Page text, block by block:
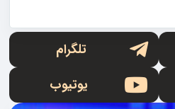
تلگرام
یوتیوب